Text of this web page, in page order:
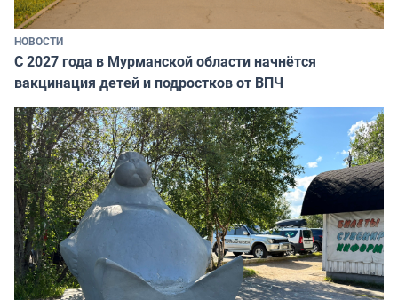
НОВОСТИ
С 2027 года в Мурманской области начнётся
вакцинация детей и подростков от ВПЧ